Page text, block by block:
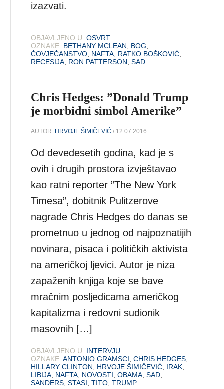
izazvati.
OBJAVLJENO U: OSVRT
OZNAKE: BETHANY MCLEAN, BOG,
ČOVJEČANSTVO, NAFTA, RATKO BOŠKOVIĆ,
RECESIJA, RON PATTERSON,SAD
Chris Hedges: ”Donald Trump
je morbidni simbol Amerike”
AUTOR: HRVOJE ŠIMIČEVIĆ / 12.07.2016.
Od devedesetih godina, kad je s
ovih i drugih prostora izvještavao
kao ratni reporter ”The New York
Timesa”, dobitnik Pulitzerove
nagrade Chris Hedges do danas se
prometnuo u jednog od najpoznatijih
novinara, pisaca i političkih aktivista
na američkoj ljevici. Autor je niza
zapaženih knjiga koje se bave
mračnim posljedicama američkog
kapitalizma i redovni sudionik
masovnih […]
OBJAVLJENO U: INTERVJU
OZNAKE: ANTONIO GRAMSCI,CHRIS HEDGES,
HILLARY CLINTON, HRVOJE ŠIMIČEVIĆ, IRAK,
LIBIJA, NAFTA, NOVOSTI,OBAMA,SAD,
SANDERS,STASI,TITO,TRUMP